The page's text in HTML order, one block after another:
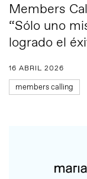
Members
“Sólo uno
logrado el
16 ABRIL 2026
members calling